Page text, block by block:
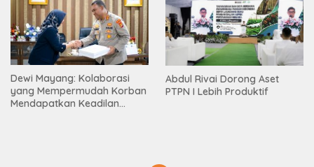
Dewi Mayang: Kolaborasi
yang Mempermudah Korban
Mendapatkan Keadilan
Abdul Rivai Dorong Aset
PTPN I Lebih Produktif